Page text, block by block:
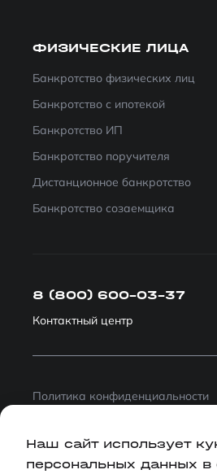
ФИЗИЧЕСКИЕ ЛИЦА
Банкротство физических лиц
Банкротство с ипотекой
Банкротство ИП
Банкротство поручителя
Дистанционное банкротство
Банкротство созаемщика
8 (800) 600-03-37
Контактный центр
Политика конфиденциальности
Наш сайт использует
персональных данных в